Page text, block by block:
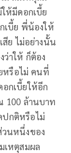
ห้มีดอกเบี้ย
เบี้ย พี่น้องให้
สีย ไม่อย่างนั้น
าให้ ก็ต้อง
หรือไม่ คนที่
กเบี้ยให้อีก
100 ล้านบาท
ปกติหรือไม่
นหนึ่งของ
เหตุสมผล